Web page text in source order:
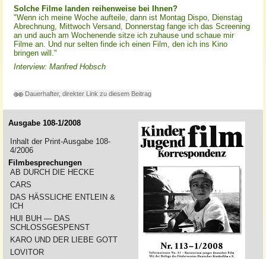
Solche Filme landen reihenweise bei Ihnen?
"Wenn ich meine Woche aufteile, dann ist Montag Dispo, Dienstag
Abrechnung, Mittwoch Versand, Donnerstag fange ich das Screening
an und auch am Wochenende sitze ich zuhause und schaue mir
Filme an. Und nur selten finde ich einen Film, den ich ins Kino
bringen will."
Interview: Manfred Hobsch
Dauerhafter, direkter Link zu diesem Beitrag
Ausgabe 108-1/2008
Inhalt der Print-Ausgabe 108-
4/2006
Filmbesprechungen
AB DURCH DIE HECKE
CARS
DAS HÄSSLICHE ENTLEIN &
ICH
HUI BUH — DAS
SCHLOSSGESPENST
KARO UND DER LIEBE GOTT
LOVITOR